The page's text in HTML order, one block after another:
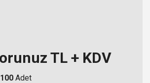
TL + KDV
100 Adet